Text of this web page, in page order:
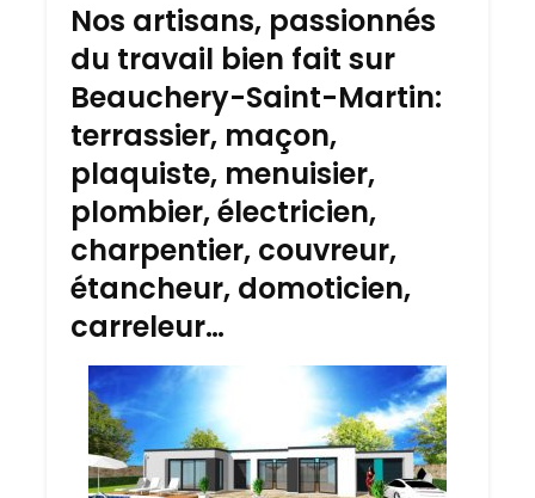
Nos artisans, passionnés
du travail bien fait sur
Beauchery-Saint-Martin:
terrassier, maçon,
plaquiste, menuisier,
plombier, électricien,
charpentier, couvreur,
étancheur, domoticien,
carreleur…